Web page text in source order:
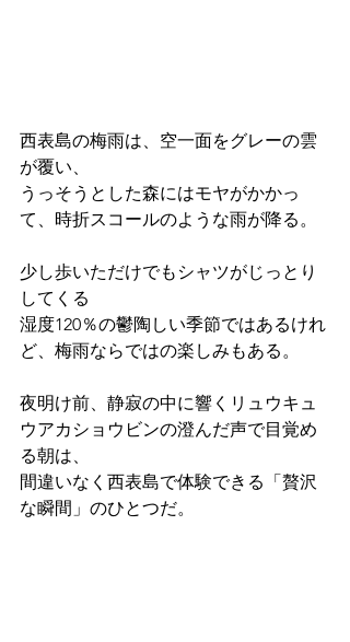
西表島の梅雨は、空一面をグレーの雲
が覆い、
うっそうとした森にはモヤがかかっ
て、時折スコールのような雨が降る。
少し歩いただけでもシャツがじっとり
してくる
湿度120％の鬱陶しい季節ではあるけれ
ど、梅雨ならではの楽しみもある。
夜明け前、静寂の中に響くリュウキュ
ウアカショウビンの澄んだ声で目覚め
る朝は、
間違いなく西表島で体験できる「贅沢
な瞬間」のひとつだ。